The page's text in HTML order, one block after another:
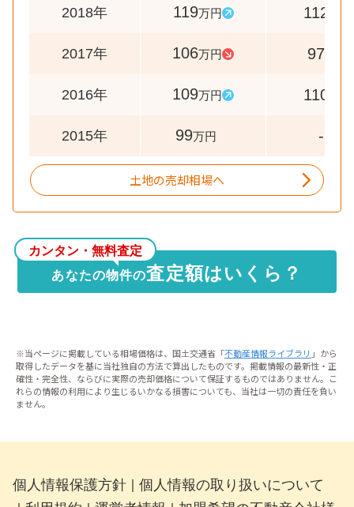
2018年 119万円 112
2017年 106万円 97
2016年 109万円 110
2015年 99万円 -
土地の売却相場へ
カンタン・無料査定
あなたの物件の査定額はいくら？
※当ページに掲載している相場価格は、国土交通省「不動産情報ライブラリ 」から
取得したデータを基に当社独自の方法で算出したものです。掲載情報の最新性・正
確性・完全性、ならびに実際の売却価格について保証するものではありません。こ
れらの情報の利用により生じるいかなる損害についても、当社は一切の責任を負い
ません。
個人情報保護方針 個人情報の取り扱いについて